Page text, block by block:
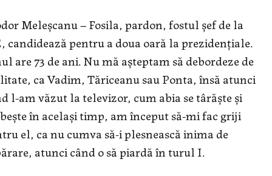
Meleșcanu – Fosila, pardon, fostul șef de la
candidează pentru a doua oară la prezidențiale.
are 73 de ani. Nu mă așteptam să debordeze de
ca Vadim, Tăriceanu sau Ponta, însă atunci
l-am văzut la televizor, cum abia se târăște și
în același timp, am început să-mi fac griji
el, ca nu cumva să-i plesnească inima de
atunci când o să piardă în turul I.